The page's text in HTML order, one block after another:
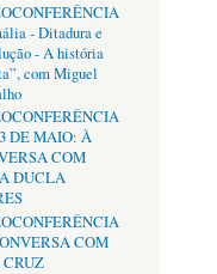
- Ditadura e
- A história
com Miguel
DE MAIO: À
COM
DUCLA
COM